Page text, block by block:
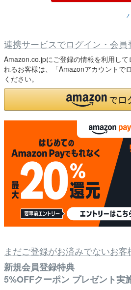
連携サービスでログイン・会員
Amazon.co.jpにご登録の情報を利用して
れるお客様は、「Amazonアカウントで
ください。
まだご登録がお済みでないお客
新規会員登録特典
5%OFFクーポン プレゼント実